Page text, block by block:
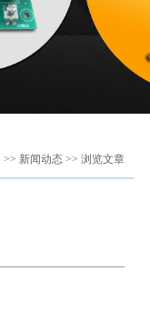
>> 新闻动态 >> 浏览文章